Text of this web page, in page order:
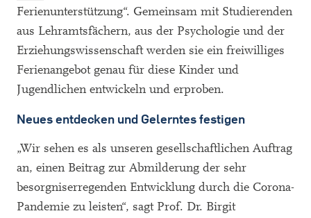
Ferienunterstützung“. Gemeinsam mit Studierenden
aus Lehramtsfächern, aus der Psychologie und der
Erziehungswissenschaft werden sie ein freiwilliges
Ferienangebot genau für diese Kinder und
Jugendlichen entwickeln und erproben.
Neues entdecken und Gelerntes festigen
„Wir sehen es als unseren gesellschaftlichen Auftrag
an, einen Beitrag zur Abmilderung der sehr
besorgniserregenden Entwicklung durch die Corona-
Pandemie zu leisten“, sagt Prof. Dr. Birgit